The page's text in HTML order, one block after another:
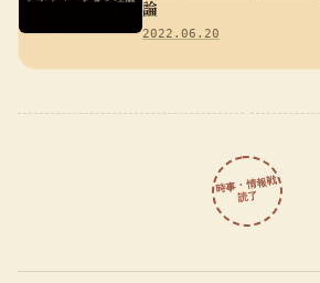
論
2022.06.20
時事・情報戦
読了